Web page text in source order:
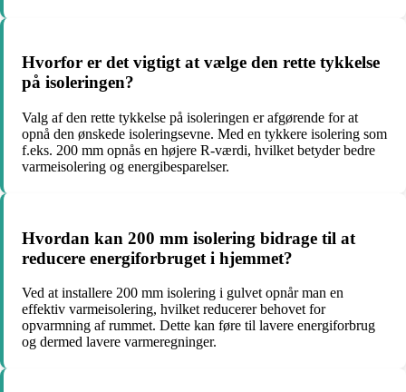
Hvorfor er det vigtigt at vælge den rette tykkelse
på isoleringen?
Valg af den rette tykkelse på isoleringen er afgørende for at
opnå den ønskede isoleringsevne. Med en tykkere isolering som
f.eks. 200 mm opnås en højere R-værdi, hvilket betyder bedre
varmeisolering og energibesparelser.
Hvordan kan 200 mm isolering bidrage til at
reducere energiforbruget i hjemmet?
Ved at installere 200 mm isolering i gulvet opnår man en
effektiv varmeisolering, hvilket reducerer behovet for
opvarmning af rummet. Dette kan føre til lavere energiforbrug
og dermed lavere varmeregninger.